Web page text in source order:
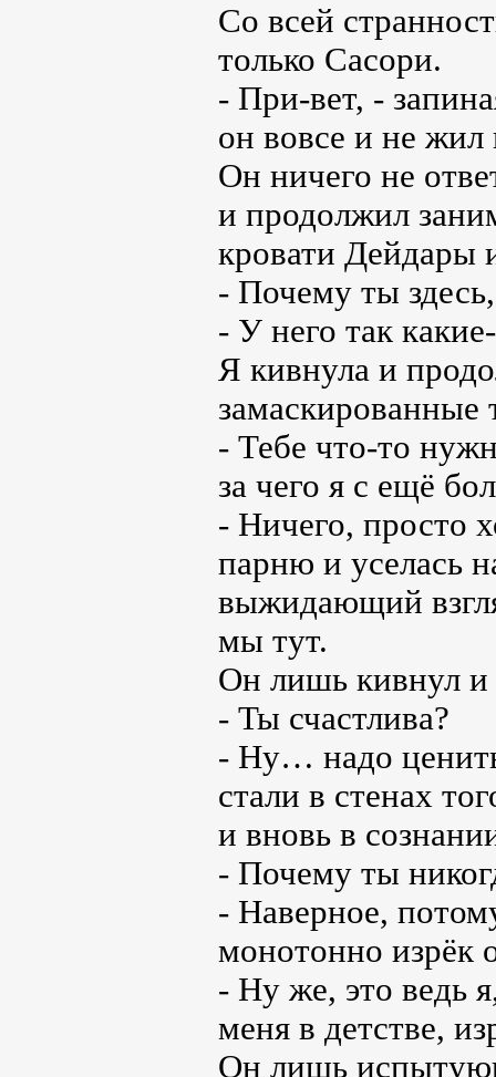
Со всей
только Сасори.
- При-вет, -
он вовсе и не жил
Он ничего не
и продолжил
кровати Дейдары
- Почему ты
- У него так
Я кивнула и
- Тебе что-то
за чего я с ещё
- Ничего, просто
парню и уселась
выжидающий
мы тут.
Он лишь кивнул и
- Ты счастлива?
- Ну… надо
стали в стенах
и вновь в
- Почему ты
- Наверное,
монотонно изрёк
- Ну же, это ведь
меня в детстве,
Он лишь